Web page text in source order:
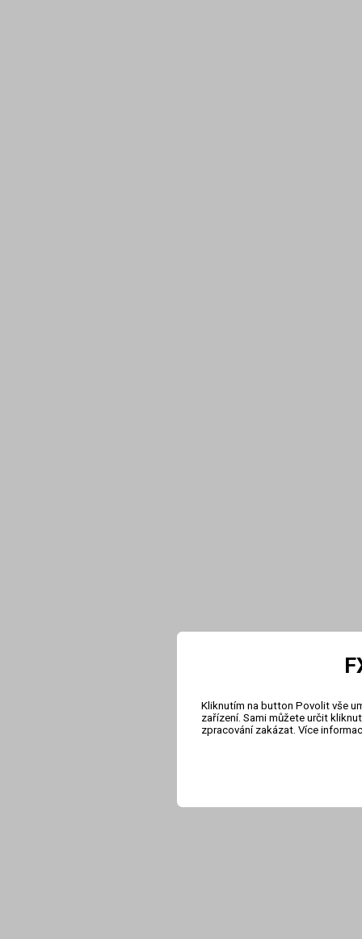
Kliknutím na button Povolit vše
zařízení. Sami můžete určit
zpracování zakázat. Více